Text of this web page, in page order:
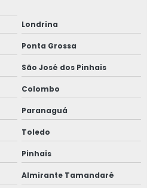
Londrina
Ponta Grossa
São José dos Pinhais
Colombo
Paranaguá
Toledo
Pinhais
Almirante Tamandaré